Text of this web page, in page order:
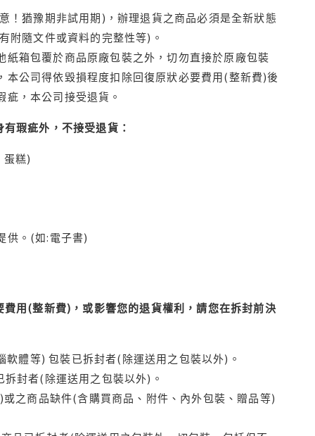
！猶豫期非試用期)，辦理退貨之商品必須是全新狀態
附隨文件或資料的完整性等)。
箱包覆於商品原廠包裝之外，切勿直接於原廠包裝
公司得依毀損程度扣除回復原狀必要費用(整新費)後
，本公司接受退貨。
瑕疵外，不接受退貨：
蛋糕)
供。(如:電子書)
用(整新費)，或影響您的退貨權利，請您在拆封前決
體等) 包裝已拆封者(除運送用之包裝以外)。
封者(除運送用之包裝以外)。
之商品缺件(含購買商品、附件、內外包裝、贈品等)